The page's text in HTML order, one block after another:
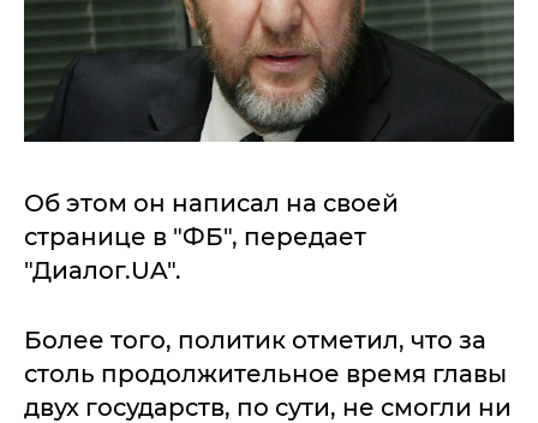
Об этом он написал на своей
странице в "ФБ", передает
"Диалог.UA".
Более того, политик отметил, что за
столь продолжительное время главы
двух государств, по сути, не смогли ни